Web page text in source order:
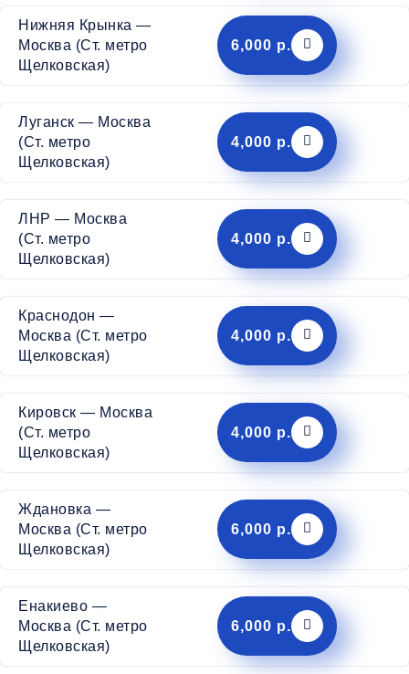
Нижняя Крынка —
Москва (Ст. метро
Щелковская)
6,000 р.
Луганск — Москва
(Ст. метро
Щелковская)
4,000 р.
ЛНР — Москва
(Ст. метро
Щелковская)
4,000 р.
Краснодон —
Москва (Ст. метро
Щелковская)
4,000 р.
Кировск — Москва
(Ст. метро
Щелковская)
4,000 р.
Ждановка —
Москва (Ст. метро
Щелковская)
6,000 р.
Енакиево —
Москва (Ст. метро
Щелковская)
6,000 р.